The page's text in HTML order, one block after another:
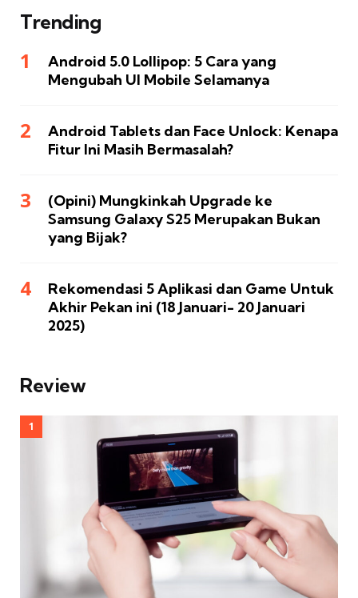
Trending
Android 5.0 Lollipop: 5 Cara yang
Mengubah UI Mobile Selamanya
Android Tablets dan Face Unlock: Kenapa
Fitur Ini Masih Bermasalah?
(Opini) Mungkinkah Upgrade ke
Samsung Galaxy S25 Merupakan Bukan
yang Bijak?
Rekomendasi 5 Aplikasi dan Game Untuk
Akhir Pekan ini (18 Januari- 20 Januari
2025)
Review